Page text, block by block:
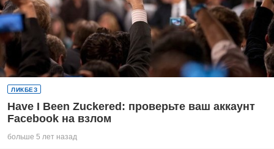
ЛИКБЕЗ
Have I Been Zuckered: проверьте ваш аккаунт
Facebook на взлом
больше 5 лет назад